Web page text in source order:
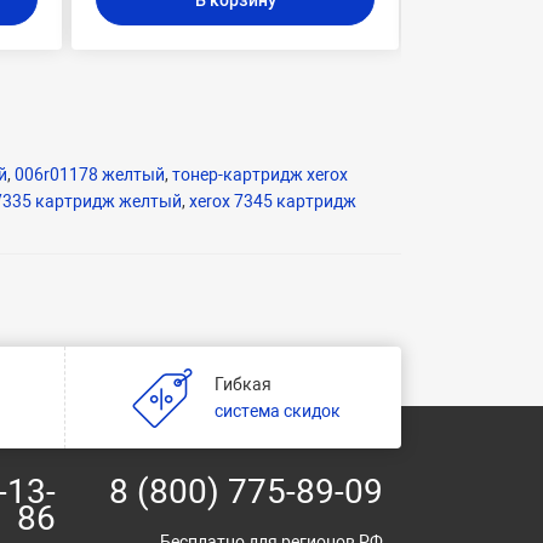
, 006r01178 желтый, тонер-картридж xerox
картридж желтый, xerox 7345 картридж
Гибкая
система скидок
86
8 (800) 775-89-09